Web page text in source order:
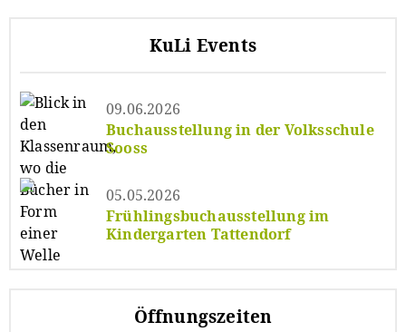
KuLi Events
Buchausstellung in der Volksschule
Sooss
09.06.2026
Frühlingsbuchausstellung im
Kindergarten Tattendorf
05.05.2026
Öffnungszeiten